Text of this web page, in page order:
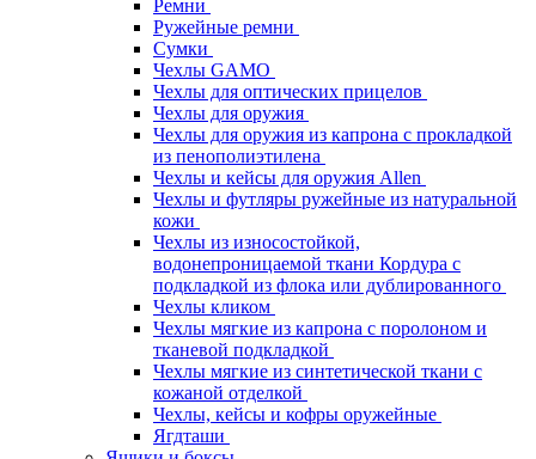
Ремни
Ружейные ремни
Сумки
Чехлы GAMO
Чехлы для оптических прицелов
Чехлы для оружия
Чехлы для оружия из капрона с прокладкой
из пенополиэтилена
Чехлы и кейсы для оружия Allen
Чехлы и футляры ружейные из натуральной
кожи
Чехлы из износостойкой,
водонепроницаемой ткани Кордура с
подкладкой из флока или дублированного
Чехлы кликом
Чехлы мягкие из капрона с поролоном и
тканевой подкладкой
Чехлы мягкие из синтетической ткани с
кожаной отделкой
Чехлы, кейсы и кофры оружейные
Ягдташи